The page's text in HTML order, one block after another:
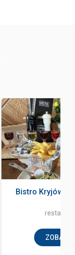
Bistro Kryjówka
ZOBACZ